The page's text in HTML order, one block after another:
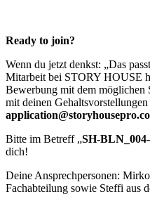
Ready to join?
Wenn du jetzt denkst: „Das
Mitarbeit bei STORY HOUSE
Bewerbung mit dem möglichen
mit deinen
Bitte im Betreff „SH-
dich!
Deine Ansprechpersonen:
Fachabteilung sowie Steffi aus